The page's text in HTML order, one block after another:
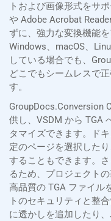
トおよび画像形式をサ
や Adobe Acrobat
ずに、強力な変換機能
Windows、macOS、
している場合でも、
どこでもシームレスで
す。
GroupDocs.Conversion
供し、VSDM から TGA
タマイズできます。ド
定のページを選択した
することもできます。
るため、プロジェクト
高品質の TGA ファイル
トのセキュリティと整
に透かしを追加したり